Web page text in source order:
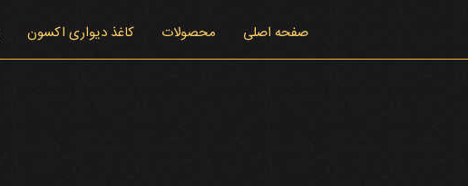
صفحه اصلی محصولات کاغذ دیواری اکسون